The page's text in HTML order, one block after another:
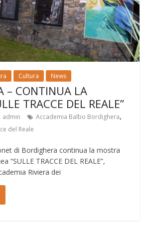
Cultura News
– CONTINUA LA
TRACCE DEL REALE”
admin Accademia Balbo Bordighera,
del Reale
di Bordighera continua la mostra
“SULLE TRACCE DEL REALE”,
Riviera dei